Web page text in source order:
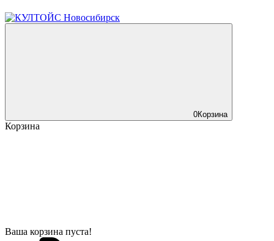
0Корзина
Корзина
Ваша корзина пуста!